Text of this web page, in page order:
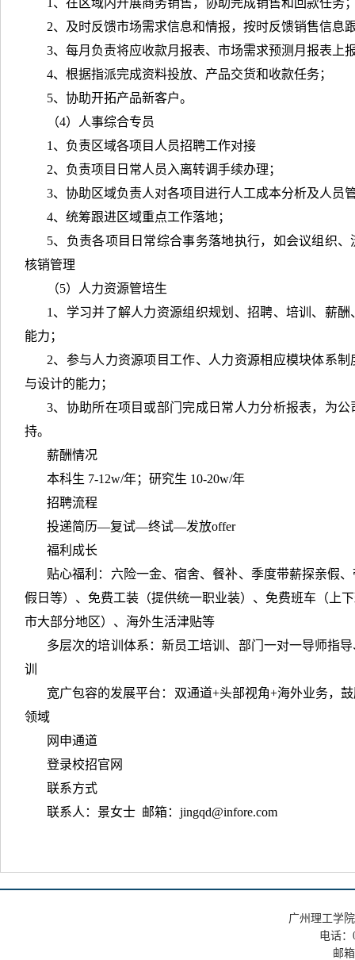
2、及时反馈市场需求信息和情报，按时反馈销售信息
3、每月负责将应收款月报表、市场需求预测月报表上
4、根据指派完成资料投放、产品交货和收款任务；
5、协助开拓产品新客户。
（4）人事综合专员
1、负责区域各项目人员招聘工作对接
2、负责项目日常人员入离转调手续办理；
3、协助区域负责人对各项目进行人工成本分析及人员
4、统筹跟进区域重点工作落地；
5、负责各项目日常综合事务落地执行，如会议组织
核销管理
（5）人力资源管培生
1、学习并了解人力资源组织规划、招聘、培训、薪
能力；
2、参与人力资源项目工作、人力资源相应模块体系
与设计的能力；
3、协助所在项目或部门完成日常人力分析报表，为
持。
薪酬情况
本科生 7-12w/年；研究生 10-20w/年
招聘流程
投递简历—复试—终试—发放offer
福利成长
贴心福利：六险一金、宿舍、餐补、季度带薪探亲假
假日等）、免费工装（提供统一职业装）、免费班车（上
市大部分地区）、海外生活津贴等
多层次的培训体系：新员工培训、部门一对一导师指
训
宽广包容的发展平台：双通道+头部视角+海外业务，
领域
网申通道
登录校招官网
联系方式
联系人：景女士 邮箱： jingqd@infore.com
广州理工学
电话：
邮